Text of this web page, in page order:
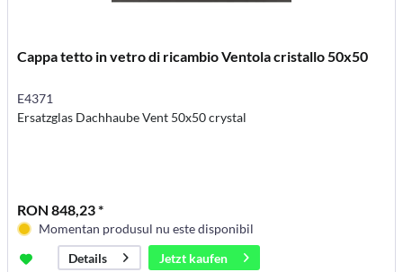
Cappa tetto in vetro di ricambio Ventola cristallo 50x50
E4371
Ersatzglas Dachhaube Vent 50x50 crystal
RON 848,23 *
Momentan produsul nu este disponibil
Details
Jetzt kaufen